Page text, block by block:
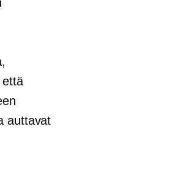
auttavat